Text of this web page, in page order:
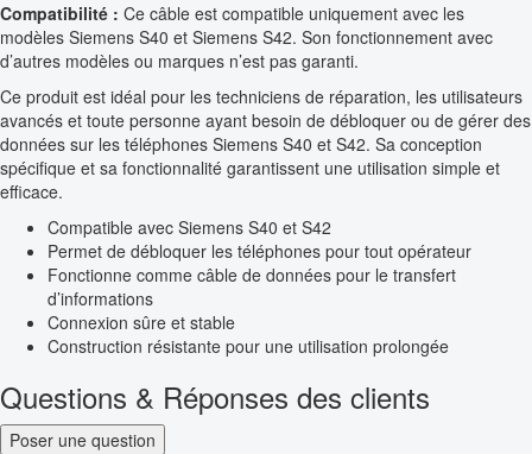
Compatibilité : Ce câble est compatible uniquement avec les
modèles Siemens S40 et Siemens S42. Son fonctionnement avec
d’autres modèles ou marques n’est pas garanti.
Ce produit est idéal pour les techniciens de réparation, les utilisateurs
avancés et toute personne ayant besoin de débloquer ou de gérer des
données sur les téléphones Siemens S40 et S42. Sa conception
spécifique et sa fonctionnalité garantissent une utilisation simple et
efficace.
Compatible avec Siemens S40 et S42
Permet de débloquer les téléphones pour tout opérateur
Fonctionne comme câble de données pour le transfert
d’informations
Connexion sûre et stable
Construction résistante pour une utilisation prolongée
Questions & Réponses des clients
Poser une question